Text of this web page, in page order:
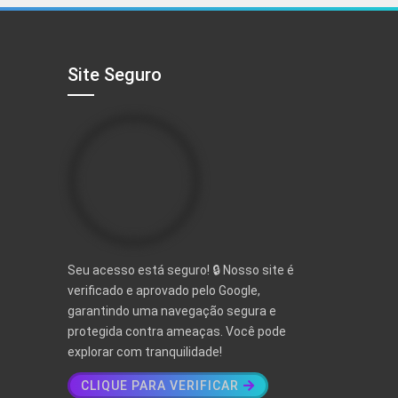
Site Seguro
Seu acesso está seguro! 🔒 Nosso site é
verificado e aprovado pelo Google,
garantindo uma navegação segura e
protegida contra ameaças. Você pode
explorar com tranquilidade!
CLIQUE PARA VERIFICAR